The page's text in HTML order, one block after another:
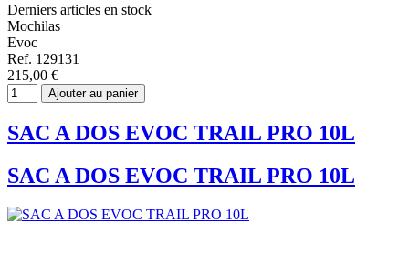
Derniers articles en stock
Mochilas
Evoc
Ref. 129131
215,00 €
Ajouter au panier
SAC A DOS EVOC TRAIL PRO 10L
SAC A DOS EVOC TRAIL PRO 10L